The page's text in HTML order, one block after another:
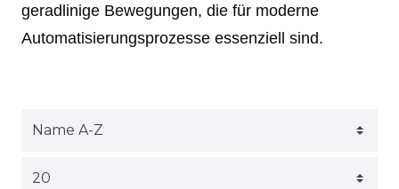
geradlinige Bewegungen, die für moderne
Automatisierungsprozesse essenziell sind.